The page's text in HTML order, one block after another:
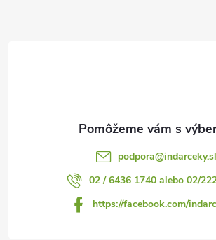
podpora@
02 / 6436 1740 alebo 02/
https://facebook.com/